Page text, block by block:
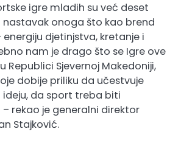
igre mladih su već deset
onoga što kao brend
djetinjstva, kretanje i
nam je drago što se Igre ove
Republici Sjevernoj Makedoniji,
dobije priliku da učestvuje
ideju, da sport treba biti
rekao je generalni direktor
Stajković.